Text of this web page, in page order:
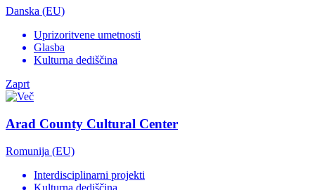
Danska (EU)
Uprizoritvene umetnosti
Glasba
Kulturna dediščina
Zaprt
Arad County Cultural Center
Romunija (EU)
Interdisciplinarni projekti
Kulturna dediščina